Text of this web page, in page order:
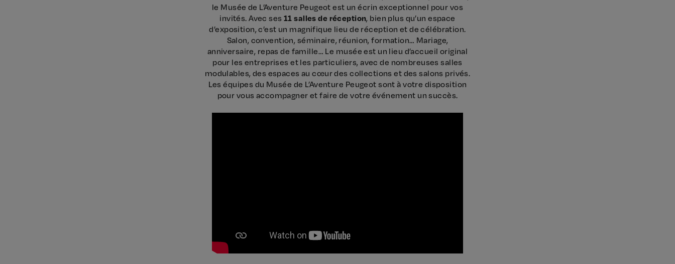
le Musée de L’Aventure Peugeot est un écrin exceptionnel pour vos
invités. Avec ses 11 salles de réception, bien plus qu’un espace
d’exposition, c’est un magnifique lieu de réception et de célébration.
Salon, convention, séminaire, réunion, formation… Mariage,
anniversaire, repas de famille… Le musée est un lieu d’accueil original
pour les entreprises et les particuliers, avec de nombreuses salles
modulables, des espaces au cœur des collections et des salons privés.
Les équipes du Musée de L’Aventure Peugeot sont à votre disposition
pour vous accompagner et faire de votre événement un succès.